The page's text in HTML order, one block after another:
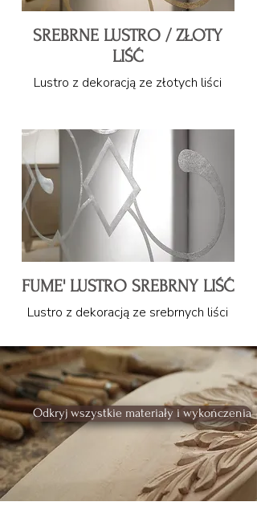
SREBRNE LUSTRO / ZŁOTY
LIŚĆ
Lustro z dekoracją ze złotych liści
FUME' LUSTRO SREBRNY LIŚĆ
Lustro z dekoracją ze srebrnych liści
Odkryj wszystkie materiały i wykończenia